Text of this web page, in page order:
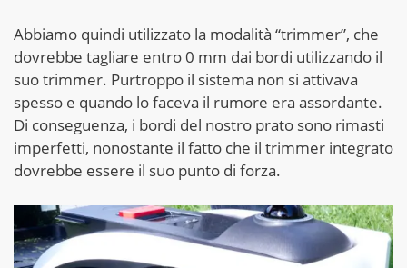
Abbiamo quindi utilizzato la modalità “trimmer”, che
dovrebbe tagliare entro 0 mm dai bordi utilizzando il
suo trimmer. Purtroppo il sistema non si attivava
spesso e quando lo faceva il rumore era assordante.
Di conseguenza, i bordi del nostro prato sono rimasti
imperfetti, nonostante il fatto che il trimmer integrato
dovrebbe essere il suo punto di forza.